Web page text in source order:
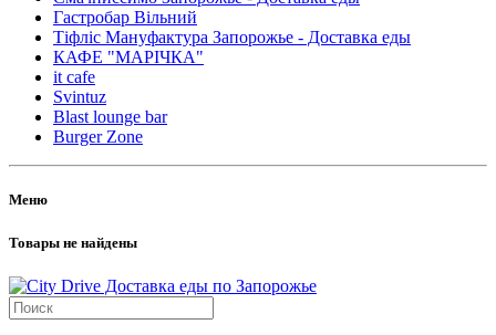
Гастробар Вільний
Тіфліс Мануфактура Запорожье - Доставка еды
КАФЕ "МАРІЧКА"
it cafe
Svintuz
Blast lounge bar
Burger Zone
Меню
Товары не найдены